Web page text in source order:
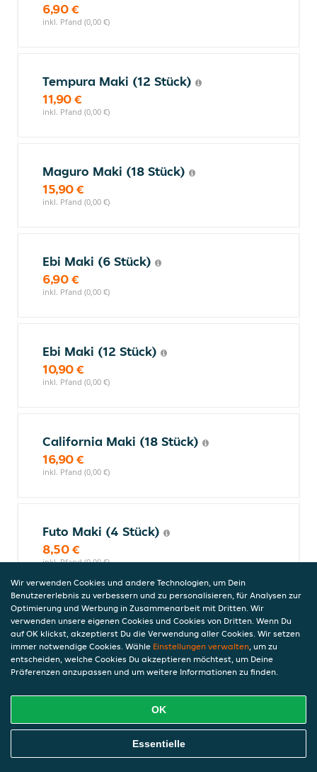
6,90 €
inkl. Pfand (0,00 €)
Tempura Maki (12 Stück)
11,90 €
inkl. Pfand (0,00 €)
Maguro Maki (18 Stück)
15,90 €
inkl. Pfand (0,00 €)
Ebi Maki (6 Stück)
6,90 €
inkl. Pfand (0,00 €)
Ebi Maki (12 Stück)
10,90 €
inkl. Pfand (0,00 €)
California Maki (18 Stück)
16,90 €
inkl. Pfand (0,00 €)
Futo Maki (4 Stück)
8,50 €
inkl. Pfand (0,00 €)
Futo Maki (8 Stück)
15,90 €
inkl. Pfand (0,00 €)
Tempura Maki (18 Stück)
15,90 €
Online Essen Bestellen
Wir verwenden Cookies und andere Technologien, um Dein
Benutzererlebnis zu verbessern und zu personalisieren, für Analysen zur
Optimierung und Werbung in Zusammenarbeit mit Dritten. Wir
verwenden unsere eigenen Cookies und Cookies von Dritten. Wenn Du
auf OK klickst, akzeptierst Du die Verwendung aller Cookies. Wir setzen
immer notwendige Cookies. Wähle Einstellungen verwalten, um zu
entscheiden, welche Cookies Du akzeptieren möchtest, um Deine
Präferenzen anzupassen und um weitere Informationen zu finden.
OK
Essentielle